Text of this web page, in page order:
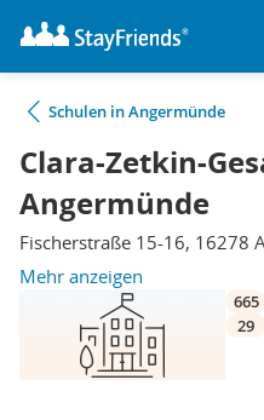
Schulen in Angermünde
Clara-Zetkin-
Angermünde
Fischerstraße 15-16, 16278
Mehr anzeigen
665
29